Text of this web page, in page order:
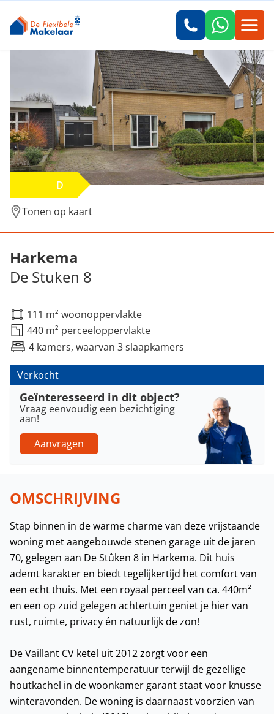
D
Tonen op kaart
Harkema
De Stuken 8
111 m² woonoppervlakte
440 m² perceeloppervlakte
4 kamers, waarvan 3 slaapkamers
Verkocht
Geïnteresseerd in dit object?
Vraag eenvoudig een bezichtiging
aan!
Aanvragen
OMSCHRIJVING
Stap binnen in de warme charme van deze vrijstaande
woning met aangebouwde stenen garage uit de jaren
70, gelegen aan De Stûken 8 in Harkema. Dit huis
ademt karakter en biedt tegelijkertijd het comfort van
een echt thuis. Met een royaal perceel van ca. 440m²
en een op zuid gelegen achtertuin geniet je hier van
rust, ruimte, privacy én natuurlijk de zon!
De Vaillant CV ketel uit 2012 zorgt voor een
aangename binnentemperatuur terwijl de gezellige
houtkachel in de woonkamer garant staat voor knusse
winteravonden. De woning is daarnaast voorzien van